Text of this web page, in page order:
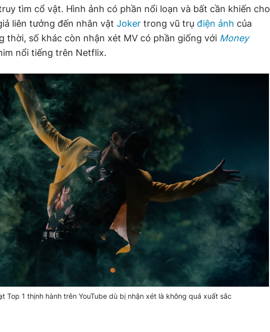
tìm cổ vật. Hình ảnh có phần nổi loạn và bất cần khiến cho
liên tưởng đến nhân vật Joker trong vũ trụ điện ảnh của
thời, số khác còn nhận xét MV có phần giống với Money
nổi tiếng trên Netflix.
Top 1 thịnh hành trên YouTube dù bị nhận xét là không quá xuất sắc